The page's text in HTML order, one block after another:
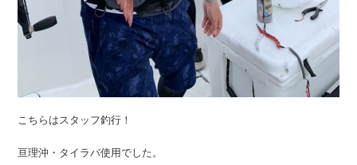
こちらはスタッフ釣行！
亘理沖・タイラバ使用でした。